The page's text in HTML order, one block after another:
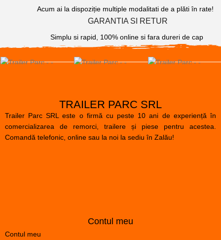
Acum ai la dispoziție multiple modalitati de a plăti în rate!
GARANTIA SI RETUR
Simplu si rapid, 100% online si fara dureri de cap
TRAILER PARC SRL
Trailer Parc SRL este o firmă cu peste 10 ani de experiență în
comercializarea de remorci, trailere și piese pentru acestea.
Comandă telefonic, online sau la noi la sediu în Zalău!
Contul meu
Contul meu